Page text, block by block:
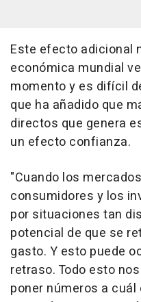
Este efecto adicional
económica mundial
momento y es difícil
que ha añadido que
directos que genera
un efecto confianza.
"Cuando los
consumidores y los
por situaciones tan
potencial de que se
gasto. Y esto puede
retraso. Todo esto
poner números a